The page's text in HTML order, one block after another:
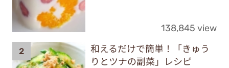
138,845 view
和えるだけで簡単！「きゅう
りとツナの副菜」レシピ